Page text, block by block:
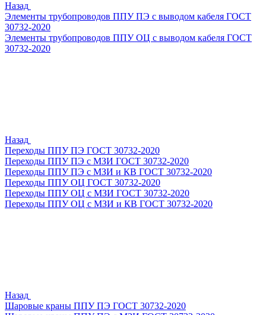
Назад
Элементы трубопроводов ППУ ПЭ с выводом кабеля ГОСТ
30732-2020
Элементы трубопроводов ППУ ОЦ с выводом кабеля ГОСТ
30732-2020
Назад
Переходы ППУ ПЭ ГОСТ 30732-2020
Переходы ППУ ПЭ с МЗИ ГОСТ 30732-2020
Переходы ППУ ПЭ с МЗИ и КВ ГОСТ 30732-2020
Переходы ППУ ОЦ ГОСТ 30732-2020
Переходы ППУ ОЦ с МЗИ ГОСТ 30732-2020
Переходы ППУ ОЦ с МЗИ и КВ ГОСТ 30732-2020
Назад
Шаровые краны ППУ ПЭ ГОСТ 30732-2020